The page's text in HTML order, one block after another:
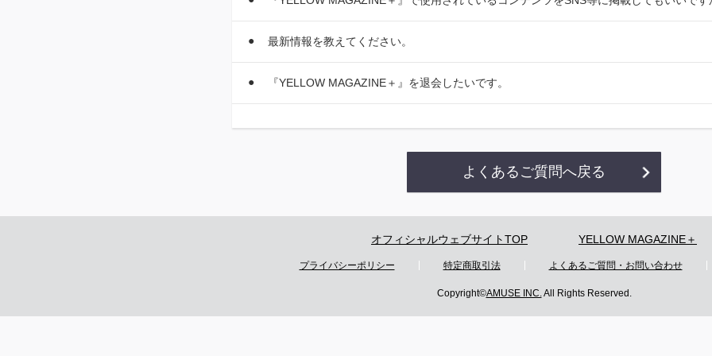
最新情報を教えてください。
『YELLOW MAGAZINE＋』を退会したいです。
よくあるご質問へ戻る
オフィシャルウェブサイトTOP YELLOW MAGAZINE＋
プライバシーポリシー 特定商取引法 よくあるご質問・お問い合わせ
Copyright©AMUSE INC.All Rights Reserved.